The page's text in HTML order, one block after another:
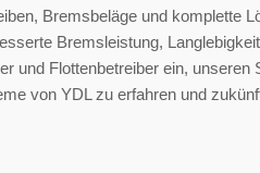
Bremsbeläge und komplette
Bremsleistung,
und Flottenbetreiber ein, unseren
von YDL zu erfahren und